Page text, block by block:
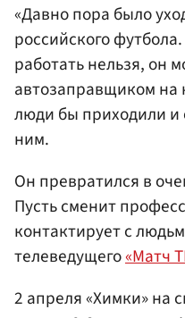
«Давно пора было
роccийcкого
работать нельзя, он
автозаправщиком на
люди бы приходили и
ним.
Он превратился в
Пусть сменит
контактирует с
телеведущего«Матч
2 апреля «Химки» на